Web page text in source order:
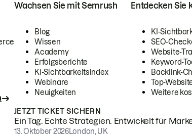
Wachsen Sie mit Semrush
Blog
Wissen
Academy
Erfolgsberichte
KI-Sichtbarkeitsindex
Webinare
Neuigkeiten
Entdecken Sie
KI-
SEO-
Website-
Keyword-
Backlink-
Top-
Weitere
JETZT TICKET SICHERN
Ein Tag. Echte Strategien. Entwickelt für
13. Oktober 2026London, UK